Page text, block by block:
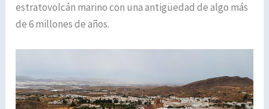
estratovolcán marino con una antigüedad de algo más
de 6 millones de años.